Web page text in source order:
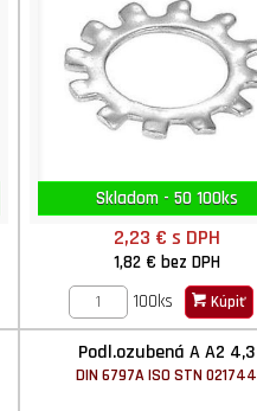
Skladom - 50 100ks
2,23 € s DPH
1,82 € bez DPH
100ks
Kúpiť
Podl.ozubená A A2 4,3
DIN 6797A ISO STN 021744